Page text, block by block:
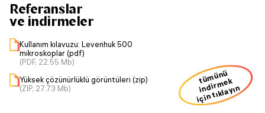
Referanslar
ve indirmeler
Kullanım kılavuzu: Levenhuk 500
mikroskoplar (pdf)
(PDF, 22.55 Mb)
Yüksek çözünürlüklü görüntüleri (zip)
(ZIP, 27.73 Mb)
t
ü
m
ü
n
ü
i
n
dir
m
ek
için tıklayın